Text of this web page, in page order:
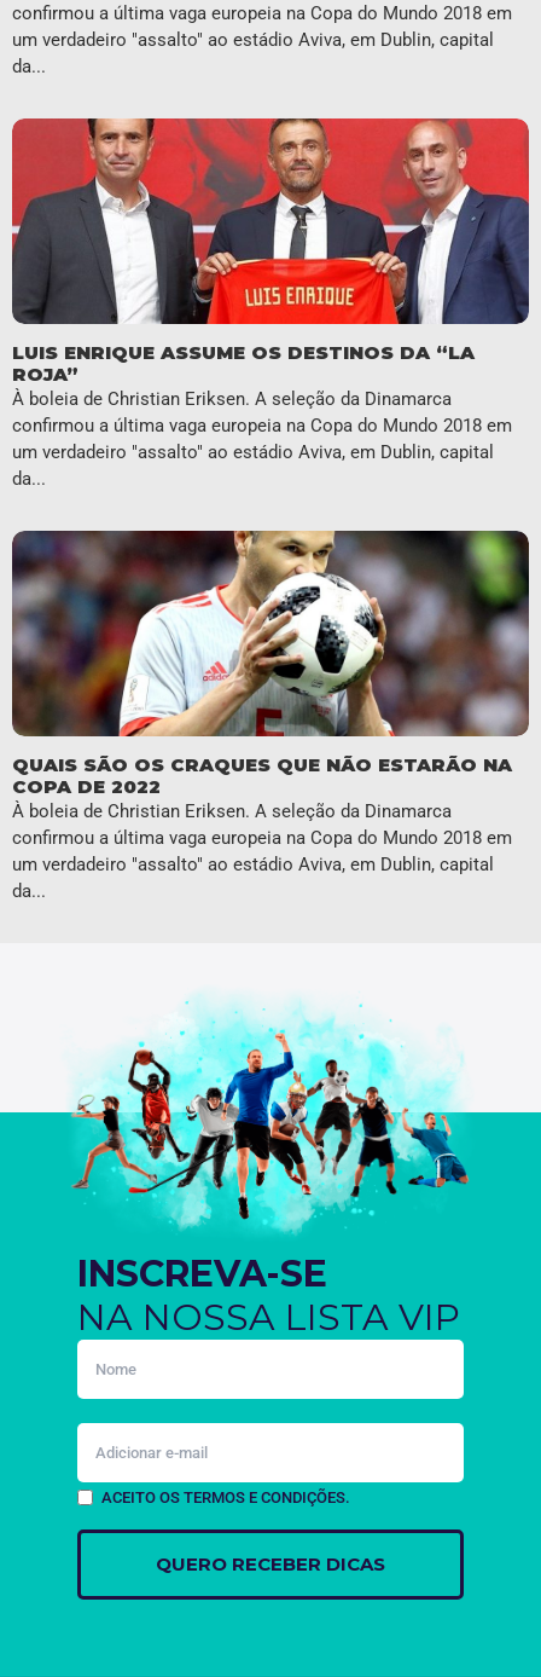
confirmou a última vaga europeia na Copa do Mundo 2018 em
um verdadeiro "assalto" ao estádio Aviva, em Dublin, capital
da...
LUIS ENRIQUE ASSUME OS DESTINOS DA “LA
ROJA”
À boleia de Christian Eriksen. A seleção da Dinamarca
confirmou a última vaga europeia na Copa do Mundo 2018 em
um verdadeiro "assalto" ao estádio Aviva, em Dublin, capital
da...
QUAIS SÃO OS CRAQUES QUE NÃO ESTARÃO NA
COPA DE 2022
À boleia de Christian Eriksen. A seleção da Dinamarca
confirmou a última vaga europeia na Copa do Mundo 2018 em
um verdadeiro "assalto" ao estádio Aviva, em Dublin, capital
da...
INSCREVA-SE
NA NOSSA LISTA VIP
ACEITO OS TERMOS E CONDIÇÕES.